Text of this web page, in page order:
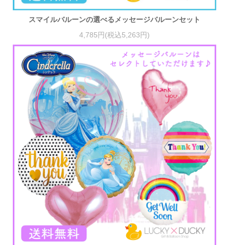
スマイルバルーンの選べるメッセージバルーンセット
4,785円(税込5,263円)